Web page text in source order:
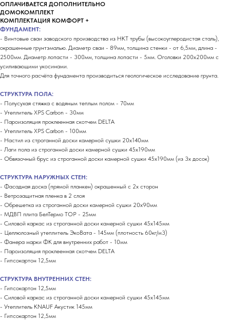
ОПЛАЧИВАЕТСЯ ДОПОЛНИТЕЛЬНО
ДОМОКОМПЛЕКТ
КОМПЛЕКТАЦИЯ КОМФОРТ +
ФУНДАМЕНТ:
- Винтовые сваи заводского производства из НКТ трубы (высокоуглеродистая сталь),
окрашенные грунтэмалью. Диаметр сваи - 89мм, толщина стенки - от 6,5мм, длина -
2500мм. Диаметр лопасти - 300мм, толщина лопасти - 5мм. Оголовки 200х200мм с
усиливающими укосинами.
Для точного расчёта фундамента производиться геологическое исследование грунта.
СТРУКТУРА ПОЛА:
- Полусухая стяжка с водяным теплым полом - 70мм
- Утеплитель XPS Carbon - 30мм
- Пароизоляция проклеенная скотчем DELTA
- Утеплитель XPS Carbon - 100мм
- Настил из строганной доски камерной сушки 20х140мм
- Лаги пола из строганной доски камерной сушки 45х190мм
- Обвязочный брус из строганной доски камерной сушки 45х190мм (из 3х досок)
СТРУКТУРА НАРУЖНЫХ СТЕН:
- Фасадная доска (прямой планкен) окрашенный с 2х сторон
- Ветрозащитная пленка в 2 слоя
- Обрешетка из строганной доски камерной сушки 20х90мм
- МДВП плита БелТермо ТОP - 25мм
- Силовой каркас из строганной доски камерной сушки 45х145мм
- Целлюлозный утеплитель ЭкоВата - 145мм (плотность 60кг/м3)
- Фанера марки ФК для внутренних работ - 10мм
- Пароизоляция проклеенная скотчем DELTA
- Гипсокартон 12,5мм
СТРУКТУРА ВНУТРЕННИХ СТЕН:
- Гипсокартон 12,5мм
- Силовой каркас из строганной доски камерной сушки 45х145мм
- Утеплитель KNAUF Акустик 145мм
- Гипсокартон 12,5мм